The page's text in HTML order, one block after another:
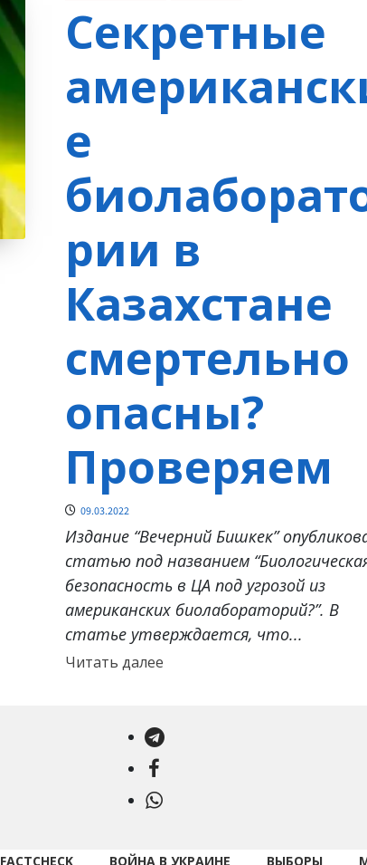
Секретные
е
рии в
Казахстане
смертельно
опасны?
Проверяем
09.03.2022
Издание “Вечерний Бишкек”
статью под названием
безопасность в ЦА под угрозой из
американских биолабораторий?”. В
статье утверждается, что...
Читать далееПрочитать
Telegram
Facebook
WhatsApp
FACTCHECK ВОЙНА В УКРАИНЕ ВЫБОРЫ